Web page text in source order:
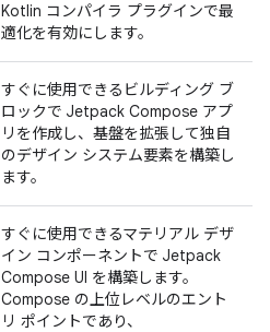
Kotlin コンパイラ プラグインで最
適化を有効にします。
すぐに使用できるビルディング ブ
ロックで Jetpack Compose アプ
リを作成し、基盤を拡張して独自
のデザイン システム要素を構築し
ます。
すぐに使用できるマテリアル デザ
イン コンポーネントで Jetpack
Compose UI を構築します。
Compose の上位レベルのエント
リ ポイントであり、